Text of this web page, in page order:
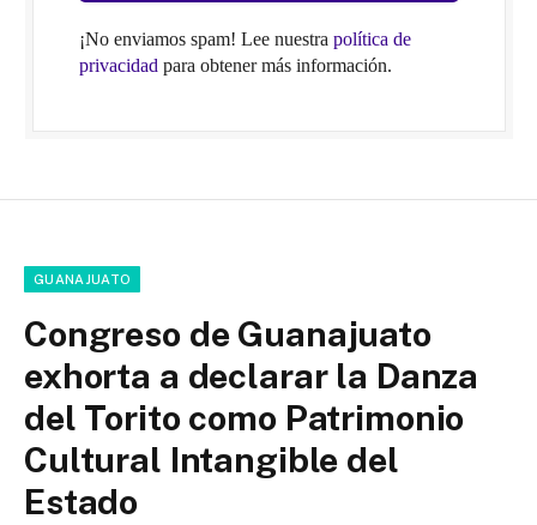
¡No enviamos spam! Lee nuestra política de
privacidad para obtener más información.
GUANAJUATO
Congreso de Guanajuato
exhorta a declarar la Danza
del Torito como Patrimonio
Cultural Intangible del
Estado